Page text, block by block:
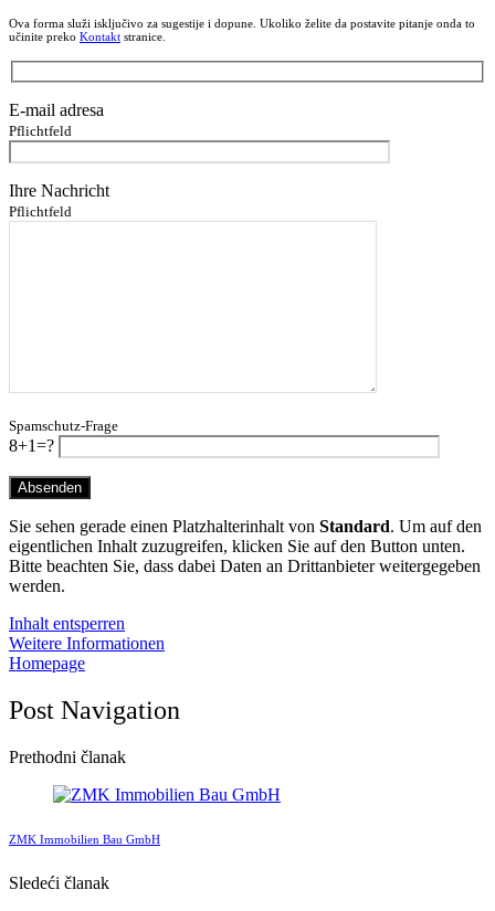
Ova forma služi isključivo za sugestije i dopune. Ukoliko želite da postavite pitanje onda to
učinite preko Kontakt stranice.
E-mail adresa
Pflichtfeld
Ihre Nachricht
Pflichtfeld
Spamschutz-Frage
8+1=?
Sie sehen gerade einen Platzhalterinhalt von Standard. Um auf den
eigentlichen Inhalt zuzugreifen, klicken Sie auf den Button unten.
Bitte beachten Sie, dass dabei Daten an Drittanbieter weitergegeben
werden.
Inhalt entsperren
Weitere Informationen
Homepage
Post Navigation
Prethodni članak
ZMK Immobilien Bau GmbH
Sledeći članak